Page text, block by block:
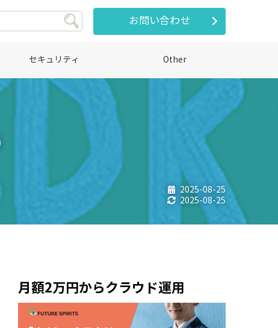
お問い合わせ
セキュリティ Other
2025-08-25
2025-08-25
月額2万円からクラウド運用